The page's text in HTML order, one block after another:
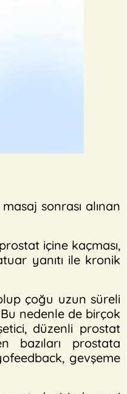
sonrası alınan
içine kaçması,
yanıtı ile kronik
çoğu uzun süreli
nedenle de birçok
düzenli prostat
bazıları prostata
gevşeme